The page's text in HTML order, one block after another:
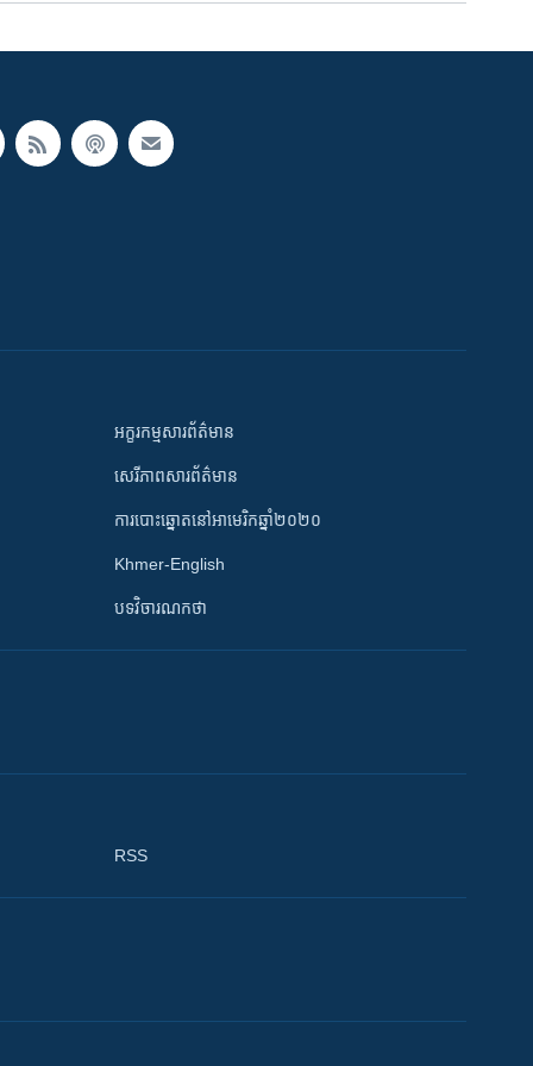
អក្ខរកម្មសារព័ត៌មាន
សេរីភាពសារព័ត៌មាន
ការបោះឆ្នោតនៅអាមេរិកឆ្នាំ២០២០
Khmer-English
បទវិចារណកថា
RSS